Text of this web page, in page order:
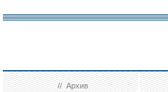
//Архив